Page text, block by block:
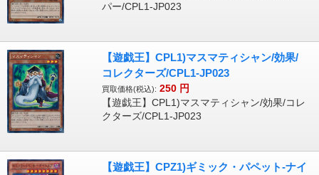
パー/CPL1-JP023
【遊戯王】CPL1)マスマティシャン/効果/
コレクターズ/CPL1-JP023
買取価格(税込): 250 円
【遊戯王】CPL1)マスマティシャン/効果/コレ
クターズ/CPL1-JP023
【遊戯王】CPZ1)ギミック・パペット-ナイ